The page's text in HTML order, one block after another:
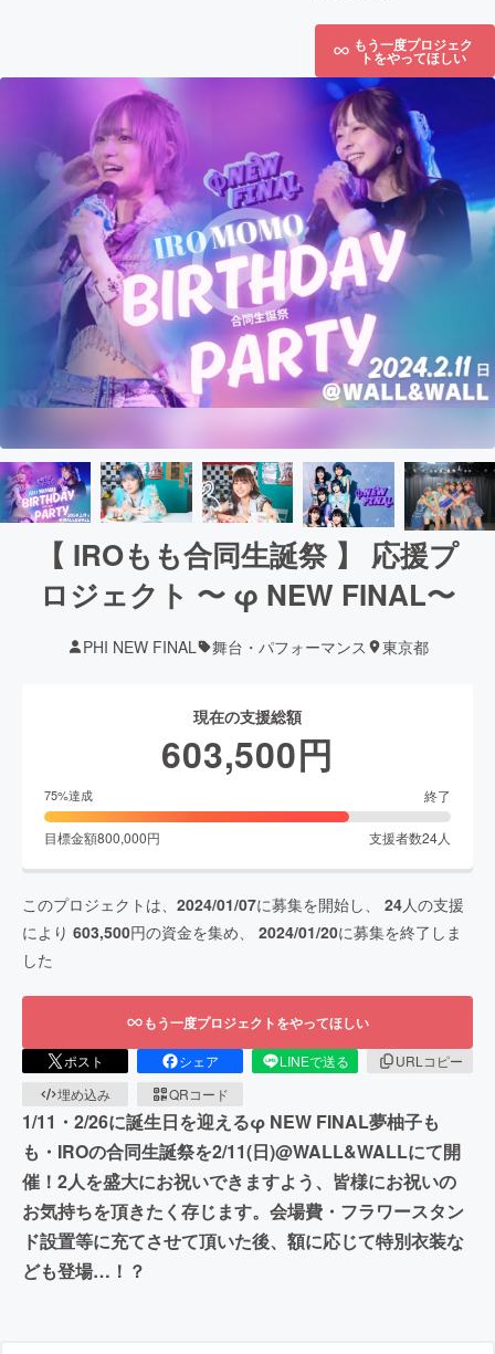
もう一度プロジェク
トをやってほしい
【 IROもも合同生誕祭 】 応援プ
ロジェクト 〜 φ NEW FINAL〜
PHI NEW FINAL 舞台・パフォーマンス 東京都
現在の支援総額
603,500円
75%達成 終了
目標金額800,000円 支援者数24人
このプロジェクトは、 2024/01/07に募集を開始し、 24人の支援
により 603,500円の資金を集め、 2024/01/20に募集を終了しま
した
もう一度プロジェクトをやってほしい
ポスト シェア LINEで送る
URLコピー
埋め込み
QRコード
1/11・2/26に誕生日を迎えるφ NEW FINAL夢柚子も
も・IROの合同生誕祭を2/11(日)@WALL&WALLにて開
催！2人を盛大にお祝いできますよう、皆様にお祝いの
お気持ちを頂きたく存じます。会場費・フラワースタン
ド設置等に充てさせて頂いた後、額に応じて特別衣装な
ども登場…！？